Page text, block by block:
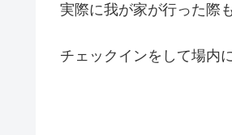
実際に我が家が行った際
チェックインをして場内